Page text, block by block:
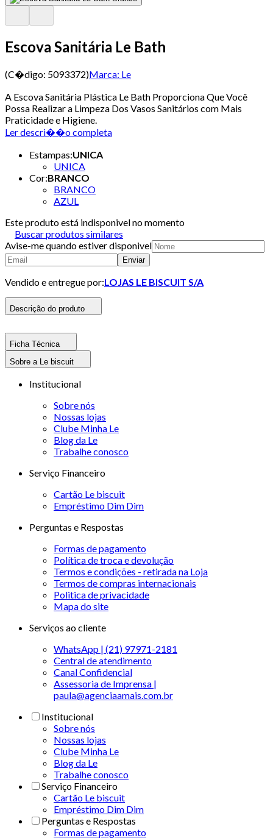
Escova Sanitária Le Bath
(C�digo: 5093372)Marca: Le
A Escova Sanitária Plástica Le Bath Proporciona Que Você
Possa Realizar a Limpeza Dos Vasos Sanitários com Mais
Praticidade e Higiene.
Ler descri��o completa
Estampas:UNICA
UNICA
Cor:BRANCO
BRANCO
AZUL
Este produto está indisponivel no momento
Buscar produtos similares
Avise-me quando estiver disponivel
Enviar
Vendido e entregue por:LOJAS LE BISCUIT S/A
Descrição do produto
Ficha Técnica
Sobre a Le biscuit
Institucional
Sobre nós
Nossas lojas
Clube Minha Le
Blog da Le
Trabalhe conosco
Serviço Financeiro
Cartão Le biscuit
Empréstimo Dim Dim
Perguntas e Respostas
Formas de pagamento
Política de troca e devolução
Termos e condições - retirada na Loja
Termos de compras internacionais
Politica de privacidade
Mapa do site
Serviços ao cliente
WhatsApp | (21) 97971-2181
Central de atendimento
Canal Confidencial
Assessoria de Imprensa |
paula@agenciaamais.com.br
Institucional
Sobre nós
Nossas lojas
Clube Minha Le
Blog da Le
Trabalhe conosco
Serviço Financeiro
Cartão Le biscuit
Empréstimo Dim Dim
Perguntas e Respostas
Formas de pagamento